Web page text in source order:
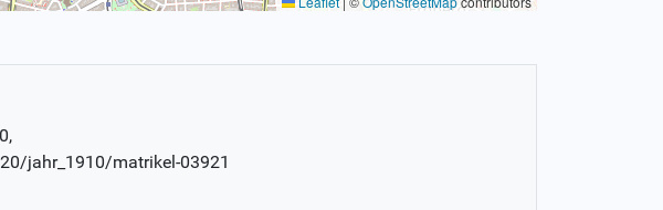
,
jahr_1910/matrikel-03921